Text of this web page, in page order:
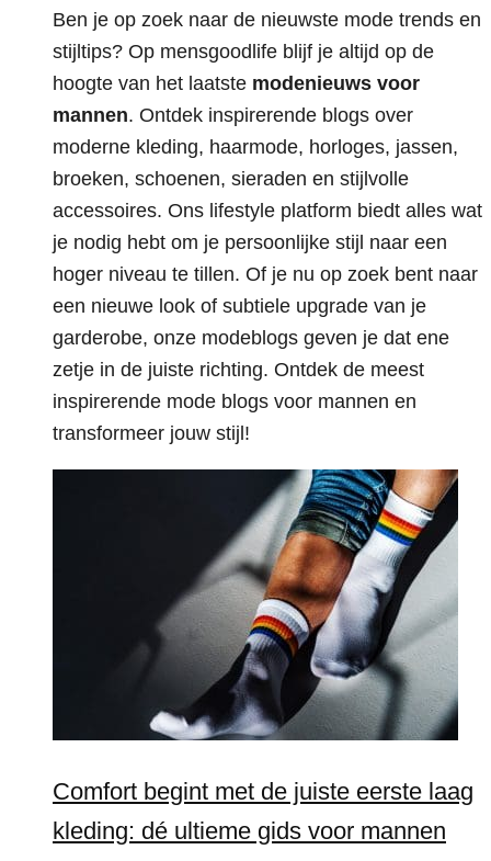
Ben je op zoek naar de nieuwste mode trends en
stijltips? Op mensgoodlife blijf je altijd op de
hoogte van het laatste modenieuws voor
mannen. Ontdek inspirerende blogs over
moderne kleding, haarmode, horloges, jassen,
broeken, schoenen, sieraden en stijlvolle
accessoires. Ons lifestyle platform biedt alles wat
je nodig hebt om je persoonlijke stijl naar een
hoger niveau te tillen. Of je nu op zoek bent naar
een nieuwe look of subtiele upgrade van je
garderobe, onze modeblogs geven je dat ene
zetje in de juiste richting. Ontdek de meest
inspirerende mode blogs voor mannen en
transformeer jouw stijl!
Comfort begint met de juiste eerste laag
kleding: dé ultieme gids voor mannen